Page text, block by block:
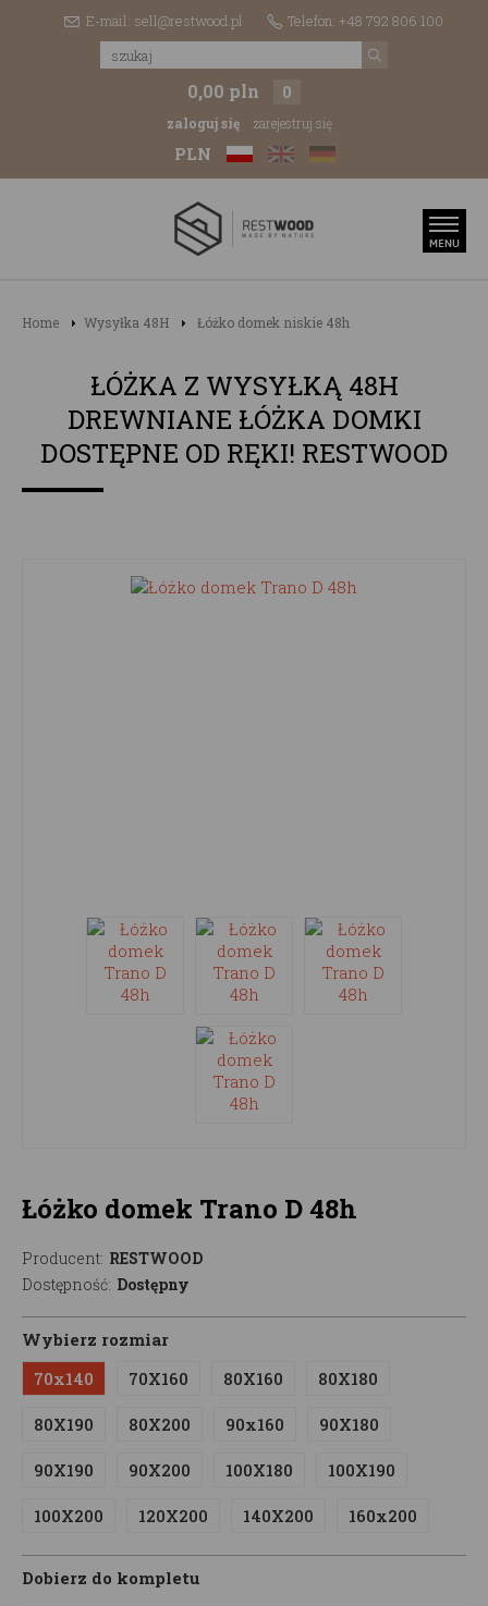
E-mail: sell@restwood.pl Telefon: +48 792 806 100
0,00 pln 0
zaloguj się zarejestruj się
PLN
Home Wysyłka 48H Łóżko domek niskie 48h
ŁÓŻKA Z WYSYŁKĄ 48H
DREWNIANE ŁÓŻKA DOMKI
DOSTĘPNE OD RĘKI! RESTWOOD
Łóżko domek Trano D 48h
Producent: RESTWOOD
Dostępność: Dostępny
Wybierz rozmiar
70x140
70X160 80X160 80X180
80X190 80X200 90x160 90X180
90X190 90X200 100X180 100X190
100X200 120X200 140X200 160x200
Dobierz do kompletu